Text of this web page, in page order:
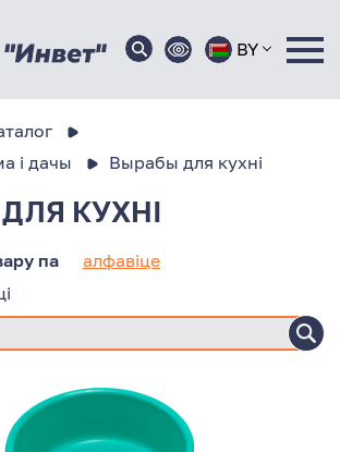
BY
і дачы
Вырабы для кухні
КУХНІ
па
алфавіце